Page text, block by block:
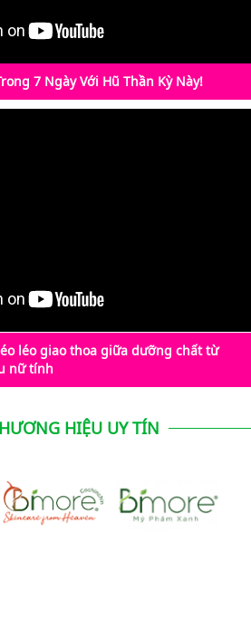
7 Ngày Với Hũ Thần Kỳ Này!
léo giao thoa giữa dưỡng chất từ
nữ tính
HIỆU UY TÍN